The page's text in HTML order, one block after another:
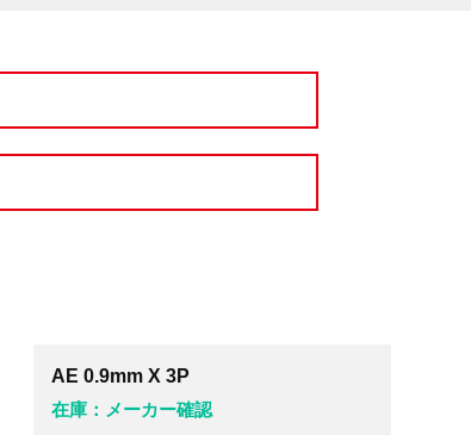
AE 0.9mm X 3P
在庫：メーカー確認